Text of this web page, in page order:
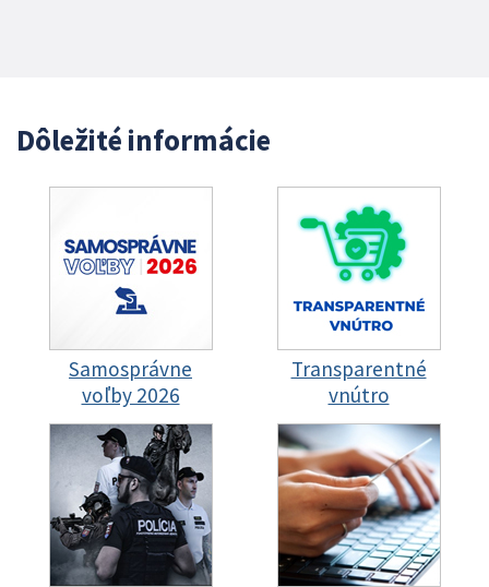
Dôležité informácie
Samosprávne
voľby 2026
Transparentné
vnútro